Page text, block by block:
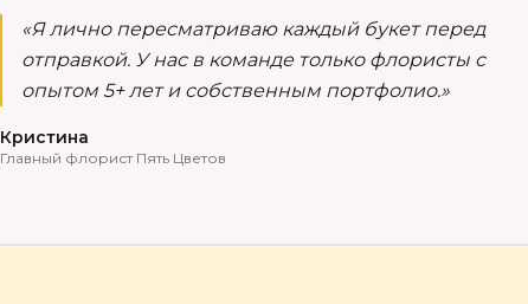
«Я лично пересматриваю каждый букет перед
отправкой. У нас в команде только флористы с
опытом 5+ лет и собственным портфолио.»
Кристина
Главный флорист Пять Цветов